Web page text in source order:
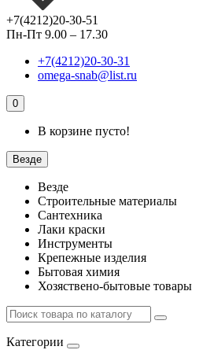
+7(4212)20-30-51
Пн-Пт 9.00 – 17.30
+7(4212)20-30-31
omega-snab@list.ru
0
В корзине пусто!
Везде
Везде
Строительные материалы
Сантехника
Лаки краски
Инструменты
Крепежные изделия
Бытовая химия
Хозяствено-бытовые товары
Категории